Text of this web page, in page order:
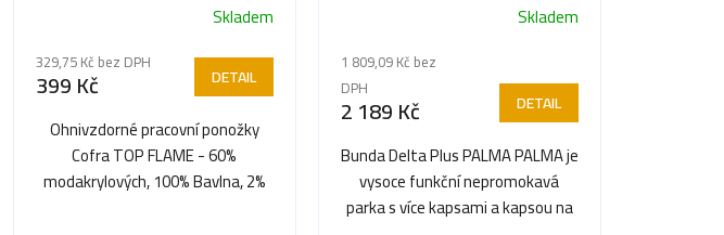
Skladem
329,75 Kč bez DPH
399 Kč DETAIL
Ohnivzdorné pracovní ponožky
Cofra TOP FLAME - 60%
modakrylových, 100% Bavlna, 2%
Skladem
1 809,09 Kč bez
DPH
2 189 Kč DETAIL
Bunda Delta Plus PALMA PALMA je
vysoce funkční nepromokavá
parka s více kapsami a kapsou na